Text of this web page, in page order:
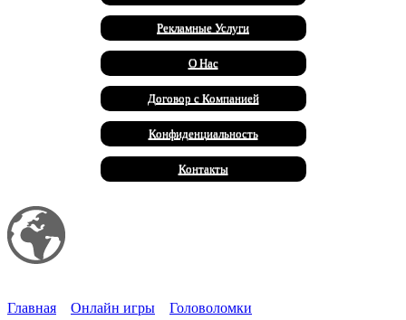
Рекламные Услуги
О Нас
Договор с Компанией
Конфиденциальность
Контакты
Главная
Онлайн игры Головоломки